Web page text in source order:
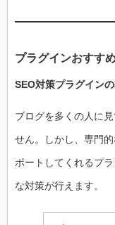
プラグインおすす
SEO対策プラグイン
ブログを多くの人に
せん。しかし、専門
ポートしてくれるプ
な対策が行えます。